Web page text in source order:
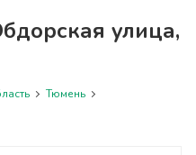
улица,
Тюмень